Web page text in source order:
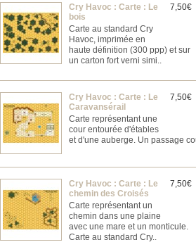
7,50€
Cry Havoc : Carte : Le
bois
Carte au standard Cry
Havoc, imprimée en
haute définition (300 ppp) et sur
un carton fort verni simi..
7,50€
Cry Havoc : Carte : Le
Caravansérail
Carte représentant une
cour entourée d'étables
et d'une auberge. Un passage
7,50€
Cry Havoc : Carte : Le
chemin des Croisés
Carte représentant un
chemin dans une plaine
avec une mare et un monticule.
Carte au standard Cry..